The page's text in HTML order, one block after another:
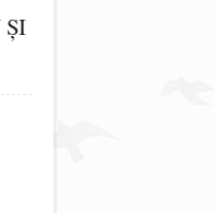
ȘI